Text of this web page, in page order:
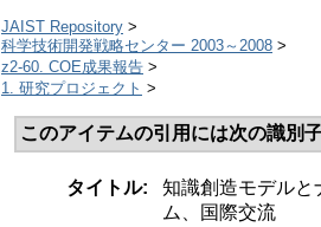
JAIST Repository >
科学技術開発戦略センター 2003～2008 >
z2-60. COE成果報告 >
1. 研究プロジェクト >
このアイテムの引用には次の識別
タイトル:
知識創造モデル
ム、国際交流